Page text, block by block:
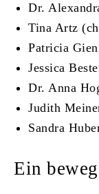
Dr.
Tina Artz
Patricia
Jessica
Dr. Anna
Judith
Sandra
Ein